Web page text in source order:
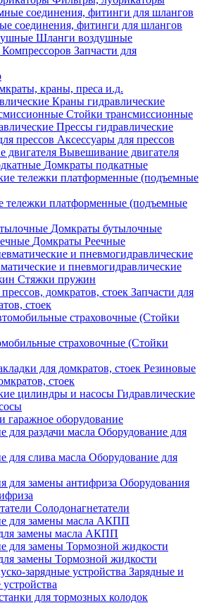
соединения, фитинги для шлангов
Шланги воздушные
Запчасти для
краны, преса и.д.
Краны гидравлические
Стойки трансмиссионные
Прессы гидравлические
Аксессуары для прессов
Вывешивание двигателя
Домкраты подкатные
тележки платформенные (подъемные
Домкраты бутылочные
Домкраты Реечные
и пневмогидравлические
Стяжки пружин
Запчасти для
стоек
страховочные (Стойки
Резиновые
стоек
Гидравлические
гаражное оборудование
Оборудование для
Оборудование для
Оборудования
Солодонагнетатели
замены масла АКПП
замены Тормозной жидкости
Зарядные и